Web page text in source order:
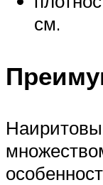
см.